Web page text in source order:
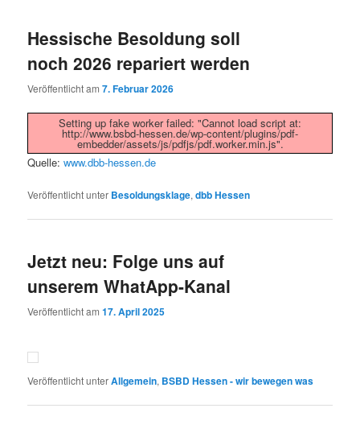
Hessische Besoldung soll
noch 2026 repariert werden
Veröffentlicht am7. Februar 2026
Setting up fake worker failed: "Cannot load script at:
http://www.bsbd-hessen.de/wp-content/plugins/pdf-
embedder/assets/js/pdfjs/pdf.worker.min.js".
Quelle:www.dbb-hessen.de
Veröffentlicht unter Besoldungsklage,dbb Hessen
Jetzt neu: Folge uns auf
unserem WhatApp-Kanal
Veröffentlicht am17. April 2025
Veröffentlicht unterAllgemein, BSBD Hessen - wir bewegen was